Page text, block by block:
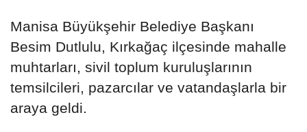
Manisa Büyükşehir Belediye Başkanı
Besim Dutlulu, Kırkağaç ilçesinde mahalle
muhtarları, sivil toplum kuruluşlarının
temsilcileri, pazarcılar ve vatandaşlarla bir
araya geldi.